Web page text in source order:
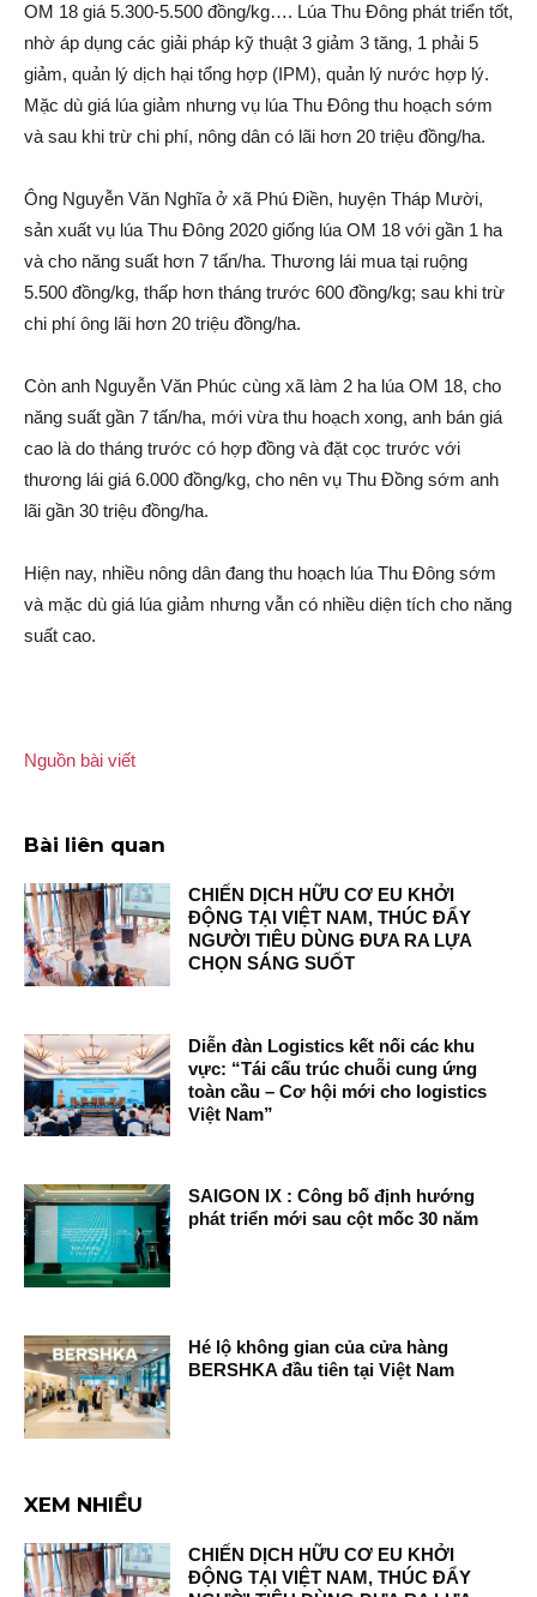
OM 18 giá 5.300-5.500 đồng/kg…. Lúa Thu Đông phát triển tốt,
nhờ áp dụng các giải pháp kỹ thuật 3 giảm 3 tăng, 1 phải 5
giảm, quản lý dịc‌h hại tổng hợp (IPM), quản lý nước hợp lý.
Mặc dù giá lúa giảm nhưng vụ lúa Thu Đông thu hoạch sớm
và sau khi trừ chi phí, nông dân có lãi hơn 20 triệu đồng/ha.
Ông Nguyễn Văn Nghĩa ở xã Phú Điền, huyện Tháp Mười,
sản xuấ‌t vụ lúa Thu Đông 2020 giống lúa OM 18 với gần 1 ha
và cho năng suất hơn 7 tấn/ha. Thương lái mua tại ruộng
5.500 đồng/kg, thấp hơn tháng trước 600 đồng/kg; sau khi trừ
chi phí ông lãi hơn 20 triệu đồng/ha.
Còn anh Nguyễn Văn Phúc cùng xã làm 2 ha lúa OM 18, cho
năng suất gần 7 tấn/ha, mới vừa thu hoạch xong, anh bán giá
cao là do tháng trước có hợp đồng và đặt cọc trước với
thương lái giá 6.000 đồng/kg, cho nên vụ Thu Đồng sớm anh
lãi gần 30 triệu đồng/ha.
Hiện nay, nhiều nông dân đang thu hoạch lúa Thu Đông sớm
và mặc dù giá lúa giảm nhưng vẫn có nhiều diện tích cho năng
suất cao.
Nguồn bài viết
Bài liên quan
CHIẾN DỊCH HỮU CƠ EU KHỞI
ĐỘNG TẠI VIỆT NAM, THÚC ĐẨY
NGƯỜI TIÊU DÙNG ĐƯA RA LỰA
CHỌN SÁNG SUỐT
Diễn đàn Logistics kết nối các khu
vực: “Tái cấu trúc chuỗi cung ứng
toàn cầu – Cơ hội mới cho logistics
Việt Nam”
SAIGON IX : Công bố định hướng
phát triển mới sau cột mốc 30 năm
Hé lộ không gian của cửa hàng
BERSHKA đầu tiên tại Việt Nam
XEM NHIỀU
CHIẾN DỊCH HỮU CƠ EU KHỞI
ĐỘNG TẠI VIỆT NAM, THÚC ĐẨY